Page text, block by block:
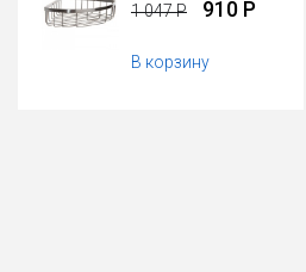
1 047 Р 910 Р
В корзину